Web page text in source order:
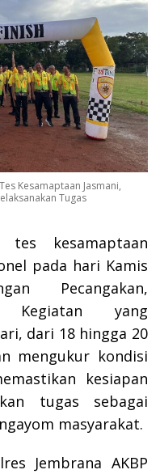
Kesamaptaan Jasmani,
Tugas
kesamaptaan
pada hari Kamis
Pecangakan,
Kegiatan yang
dari 18 hingga 20
mengukur kondisi
kesiapan
tugas sebagai
masyarakat.
Jembrana AKBP